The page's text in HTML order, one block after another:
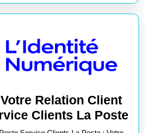
La
Mobile
Relation Client
Clients La Poste